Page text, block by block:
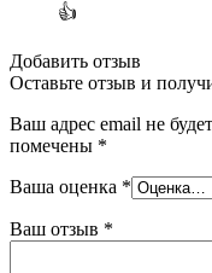
👍
Добавить отзыв
Оставьте отзыв и
Ваш адрес email не
помечены *
Ваша оценка *
Ваш отзыв *